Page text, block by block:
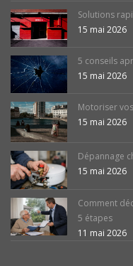
Solutions
15 mai 2026
5 conseils
15 mai 2026
Motoriser
15 mai 2026
Dépannage
15 mai 2026
Comment
5 étapes
11 mai 2026